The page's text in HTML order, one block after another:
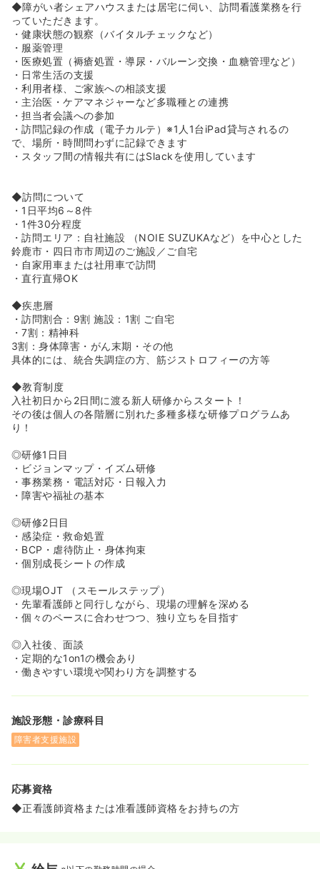
≪子育て世代にも理解のある働きやすい職場です！≫
◆子育て世代の看護師様も活躍されており、産休育休休暇
の取得実績もあります！男性の看護師様も育休取得の実績
があります♪
◆働きながら健康を目指せるよう、フィットネスジムの利
用無料や無料のマッサージなどの充実した福利厚生があり
ます！
≪未経験・ブランクの方にも安心です！≫
◆「訪問看護は初めて」という方やブランクのある方も歓
迎！入社後訪問を始める前に座学研修等も用意されてお
度に合わせて教育を受けられるため、安心して業務に慣れ
ていくことができます。
◆障がい者シェアハウスまたは居宅に伺い、訪問看護業務を行
っていただきます。
・健康状態の観察（バイタルチェックなど）
・服薬管理
・医療処置（褥瘡処置・導尿・バルーン交換・血糖管理など）
・日常生活の支援
・利用者様、ご家族への相談支援
・主治医・ケアマネジャーなど多職種との連携
・担当者会議への参加
・訪問記録の作成（電子カルテ）※1人1台iPad貸与されるの
で、場所・時間問わずに記録できます
・スタッフ間の情報共有にはSlackを使用しています
◆訪問について
・1日平均6～8件
・1件30分程度
・訪問エリア：自社施設 （NOIE SUZUKAなど）を中心とした
鈴鹿市・四日市市周辺のご施設／ご自宅
・自家用車または社用車で訪問
・直行直帰OK
◆疾患層
・訪問割合：9割 施設：1割 ご自宅
・7割：精神科
3割：身体障害・がん末期・その他
具体的には、統合失調症の方、筋ジストロフィーの方等
◆教育制度
入社初日から2日間に渡る新人研修からスタート！
その後は個人の各階層に別れた多種多様な研修プログラムあ
り！
◎研修1日目
・ビジョンマップ・イズム研修
・事務業務・電話対応・日報入力
・障害や福祉の基本
◎研修2日目
・感染症・救命処置
・BCP・虐待防止・身体拘束
・個別成長シートの作成
◎現場OJT （スモールステップ）
・先輩看護師と同行しながら、現場の理解を深める
・個々のペースに合わせつつ、独り立ちを目指す
◎入社後、面談
・定期的な1on1の機会あり
・働きやすい環境や関わり方を調整する
施設形態・診療科目
障害者支援施設
応募資格
◆正看護師資格または准看護師資格をお持ちの方